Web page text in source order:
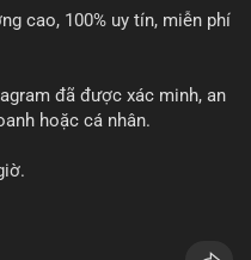
cao, 100% uy tín, miễn phí
đã được xác minh, an
hoặc cá nhân.